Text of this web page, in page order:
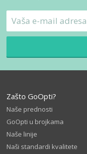
Zašto GoOpti?
Naše prednosti
GoOpti u brojkama
Naše linije
Naši standardi kvalitete